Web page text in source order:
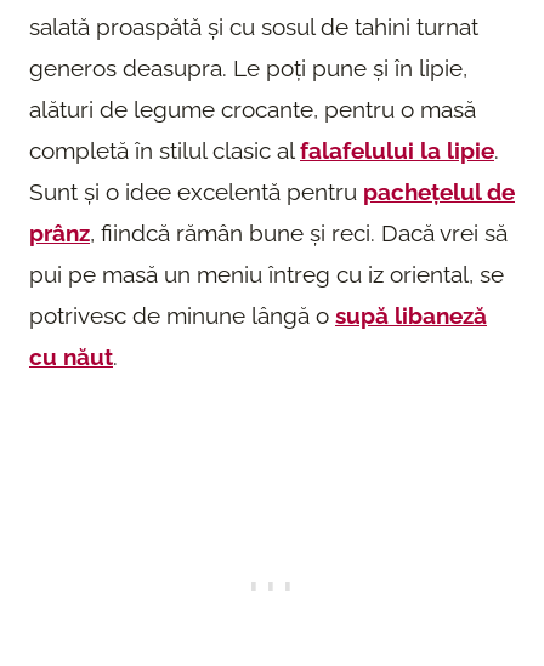
salată proaspătă și cu sosul de tahini turnat
generos deasupra. Le poți pune și în lipie,
alături de legume crocante, pentru o masă
completă în stilul clasic alfalafelului la lipie.
Sunt și o idee excelentă pentru pachețelul de
prânz, fiindcă rămân bune și reci. Dacă vrei să
pui pe masă un meniu întreg cu iz oriental, se
potrivesc de minune lângă o supă libaneză
cu năut.